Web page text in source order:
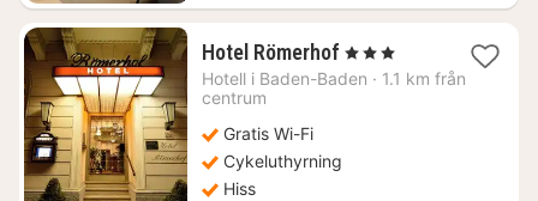
Hotel Römerhof 1
natt
, 3 Stjärnor
Hotell i Baden-Baden · 1.1 km från
centrum
Gratis Wi-Fi
Cykeluthyrning
Hiss